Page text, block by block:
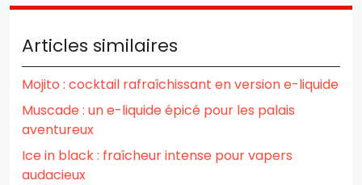
Articles similaires
Mojito : cocktail rafraîchissant en version e-liquide
Muscade : un e-liquide épicé pour les palais
aventureux
Ice in black : fraîcheur intense pour vapers
audacieux